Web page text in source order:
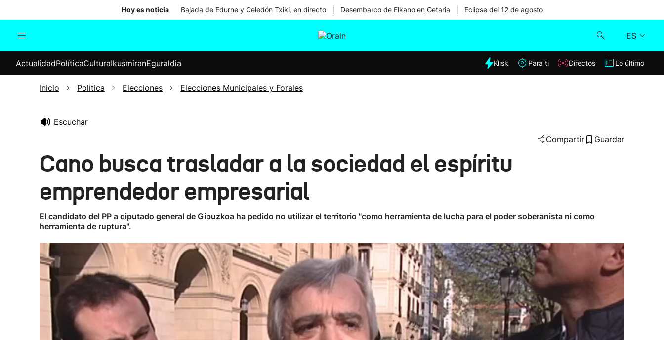
Hoy es noticia Bajada de Edurne y Celedón Txiki, en directo Desembarco de Elkano en Getaria Eclipse del 12 de agosto
ES
Internacional
Elecciones
Klisk
ActualidadPolíticaCulturaIkusmiranEguraldia Klisk Para ti Directos Lo último
Inicio Política Elecciones Elecciones Municipales y Forales
Escuchar
Compartir
Guardar
Cano busca trasladar a la sociedad el espíritu
emprendedor empresarial
El candidato del PP a diputado general de Gipuzkoa ha pedido no utilizar el territorio "como herramienta de lucha para el poder soberanista ni como
herramienta de ruptura".